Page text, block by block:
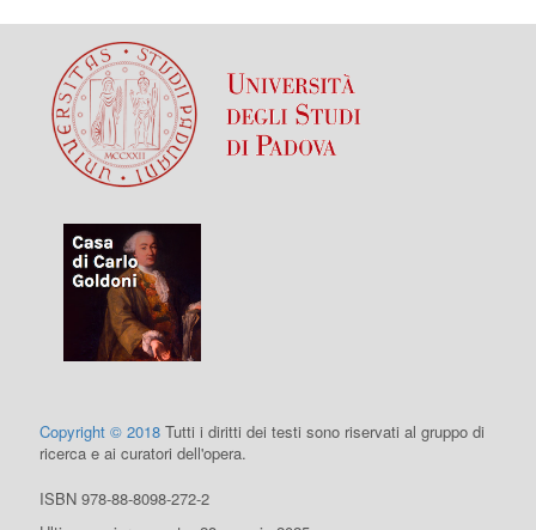
Copyright © 2018 Tutti i diritti dei testi sono riservati al gruppo di
ricerca e ai curatori dell'opera.
ISBN 978-88-8098-272-2